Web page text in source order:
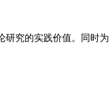
研究的实践价值。同时为